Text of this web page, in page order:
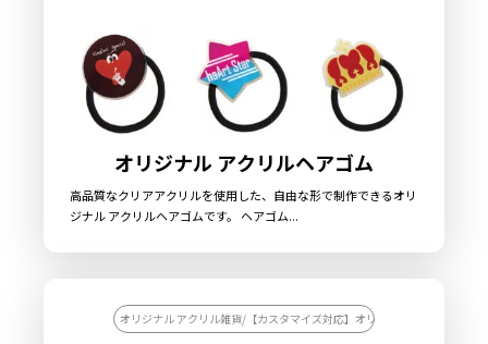
オリジナル アクリルヘアゴム
高品質なクリアアクリルを使用した、自由な形で制作できるオリ
ジナル アクリルヘアゴムです。 ヘアゴム...
オリジナル アクリル雑貨/【カスタマイズ対応】オリジナル アクリル雑